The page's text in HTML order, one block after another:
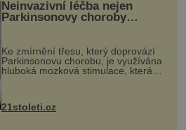
Neinvazivní léčba nejen
Parkinsonovy choroby
Ke zmírnění třesu, který doprovází
Parkinsonovu chorobu, je využívána
hluboká mozková stimulace, která
však vyžaduje vysoce invazivní
zákrok. Ultrazvuk zase není vhodný
k dostatečně přesnému zacílení ...
21stoleti.cz